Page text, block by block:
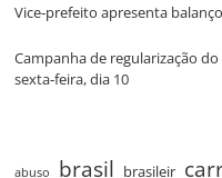
Vice‑prefeito apresenta
Campanha de regularização
sexta‑feira, dia 10
abuso brasil brasileir